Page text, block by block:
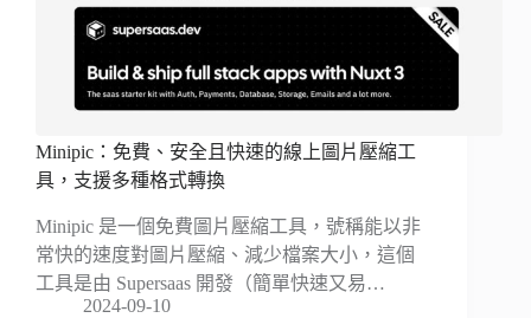
Minipic：免費、安全且快速的線上圖片壓縮工
具，支援多種格式轉換
Minipic 是一個免費圖片壓縮工具，號稱能以非
常快的速度對圖片壓縮、減少檔案大小，這個
工具是由 Supersaas 開發（簡單快速又易…
2024-09-10